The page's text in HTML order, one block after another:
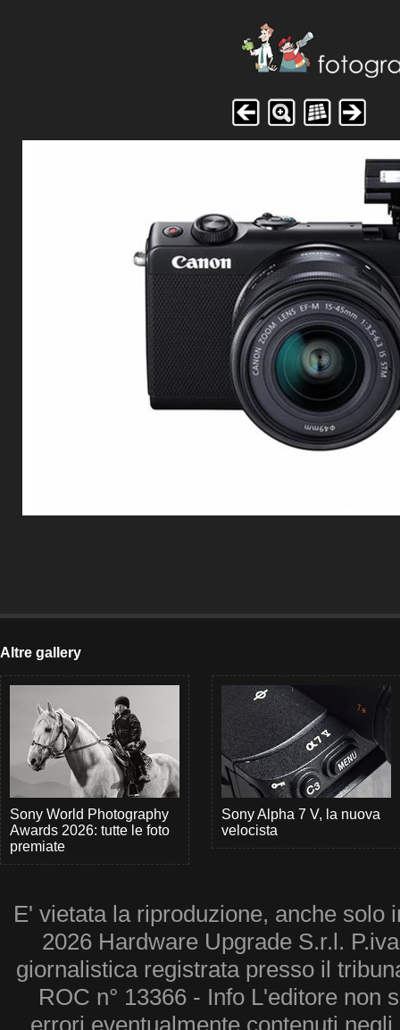
Altre gallery
Sony World Photography
Awards 2026: tutte le foto
premiate
Sony Alpha 7 V, la nuova
velocista
E' vietata la riproduzione, anche solo
2026 Hardware Upgrade S.r.l.
giornalistica registrata presso il
ROC n° 13366 - Info L'editore non